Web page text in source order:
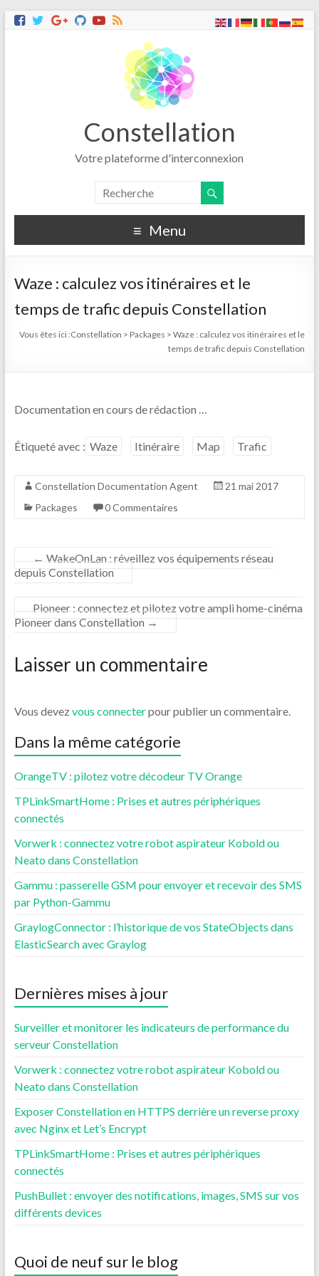
Constellation
Votre plateforme d'interconnexion
Menu
Waze : calculez vos itinéraires et le
temps de trafic depuis Constellation
Vous êtes ici :Constellation > Packages >Waze : calculez vos itinéraires et le
temps de trafic depuis Constellation
Documentation en cours de rédaction …
Étiqueté avec : Waze Itinéraire Map Trafic
Constellation Documentation Agent
21 mai 2017
Packages
0 Commentaires
← WakeOnLan : réveillez vos équipements réseau
depuis Constellation
Pioneer : connectez et pilotez votre ampli home-cinéma
Pioneer dans Constellation →
Laisser un commentaire
Vous devezvous connecterpour publier un commentaire.
Dans la même catégorie
OrangeTV : pilotez votre décodeur TV Orange
TPLinkSmartHome : Prises et autres périphériques
connectés
Vorwerk : connectez votre robot aspirateur Kobold ou
Neato dans Constellation
Gammu : passerelle GSM pour envoyer et recevoir des SMS
par Python-Gammu
GraylogConnector : l’historique de vos StateObjects dans
ElasticSearch avec Graylog
Dernières mises à jour
Surveiller et monitorer les indicateurs de performance du
serveur Constellation
Vorwerk : connectez votre robot aspirateur Kobold ou
Neato dans Constellation
Exposer Constellation en HTTPS derrière un reverse proxy
avec Nginx et Let’s Encrypt
TPLinkSmartHome : Prises et autres périphériques
connectés
PushBullet : envoyer des notifications, images, SMS sur vos
différents devices
Quoi de neuf sur le blog